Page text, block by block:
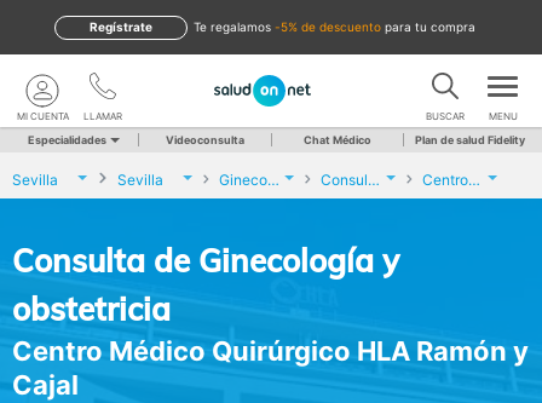
te regalamos -5% de descuento para tu compra
Regístrate
LLAMAR
MI CUENTA BUSCAR MENU
Especialidades Videoconsulta Chat Médico Plan de salud Fidelity
Sevilla Sevilla Ginecología y Obstetricia Consulta de Ginecología y obstetricia Centro Médico Quirúrgico HLA Ramón y Cajal
Consulta de Ginecología y
obstetricia
Centro Médico Quirúrgico HLA Ramón y
Cajal